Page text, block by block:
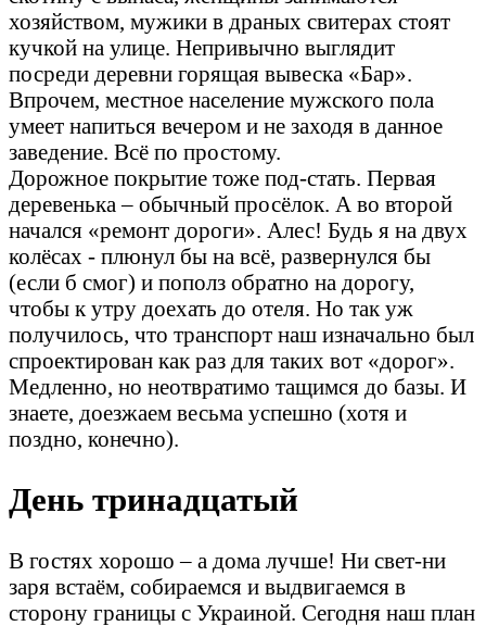
хозяйством, мужики в драных свитерах стоят
кучкой на улице. Непривычно выглядит
посреди деревни горящая вывеска «Бар».
Впрочем, местное население мужского пола
умеет напиться вечером и не заходя в данное
заведение. Всё по простому.
Дорожное покрытие тоже под-стать. Первая
деревенька – обычный просёлок. А во второй
начался «ремонт дороги». Алес! Будь я на двух
колёсах - плюнул бы на всё, развернулся бы
(если б смог) и пополз обратно на дорогу,
чтобы к утру доехать до отеля. Но так уж
получилось, что транспорт наш изначально был
спроектирован как раз для таких вот «дорог».
Медленно, но неотвратимо тащимся до базы. И
знаете, доезжаем весьма успешно (хотя и
поздно, конечно).
День тринадцатый
В гостях хорошо – а дома лучше! Ни свет-ни
заря встаём, собираемся и выдвигаемся в
сторону границы с Украиной. Сегодня наш план